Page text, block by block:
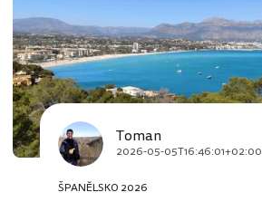
Toman
2026-05-05T16:46:01+02:00
ŠPANĚLSKO 2026